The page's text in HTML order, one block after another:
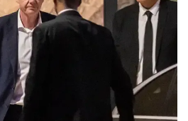
Mariño respalda a Cámara
de Comercio para reforma
de Ley de Puerto Libre